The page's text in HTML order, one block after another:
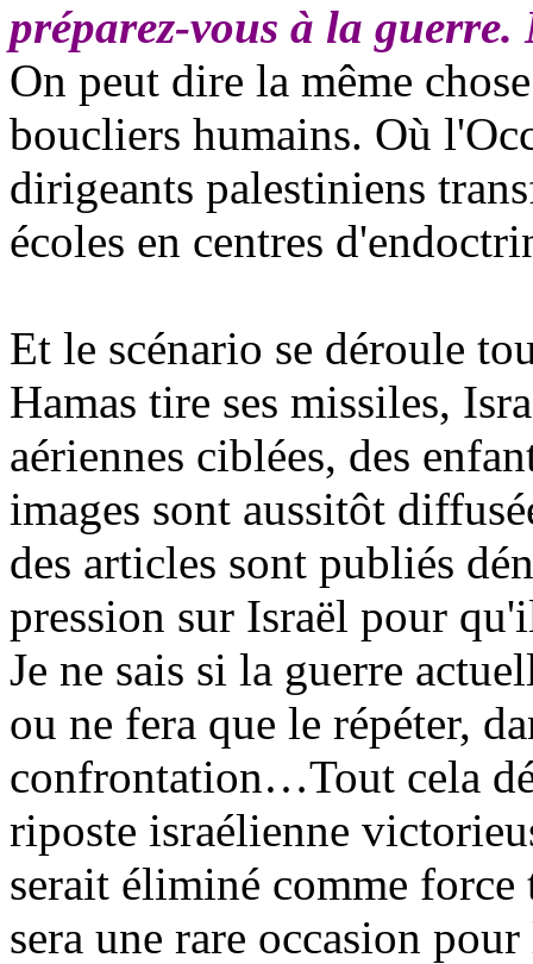
préparez-vous à la guerre.
On peut dire la même
boucliers humains. Où
dirigeants palestiniens
écoles en centres
Et le scénario se déroule
Hamas tire ses missiles,
aériennes ciblées, des
images sont aussitôt
des articles sont publiés
pression sur Israël pour
Je ne sais si la guerre
ou ne fera que le répéter,
confrontation…Tout cela
riposte israélienne
serait éliminé comme
sera une rare occasion